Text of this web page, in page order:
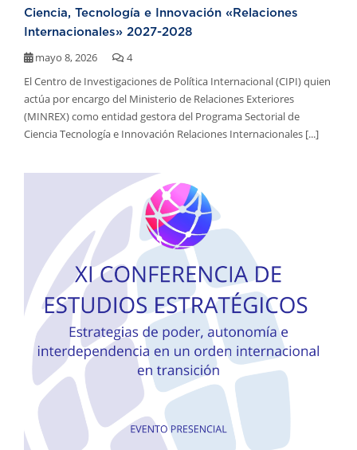
Ciencia, Tecnología e Innovación «Relaciones
Internacionales» 2027-2028
mayo 8, 2026
4
El Centro de Investigaciones de Política Internacional (CIPI) quien
actúa por encargo del Ministerio de Relaciones Exteriores
(MINREX) como entidad gestora del Programa Sectorial de
Ciencia Tecnología e Innovación Relaciones Internacionales [...]